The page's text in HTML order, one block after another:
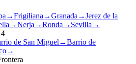
→Frigiliana →Granada →Jerez de la
→Nerja →Ronda → Sevilla →
4
de San Miguel →Barrio de
→